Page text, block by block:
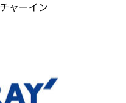
ャーイン